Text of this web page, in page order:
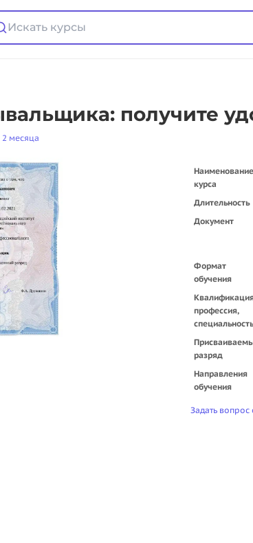
Искать курсы
получите
2 месяца
Наименование
курса
Длительность
Документ
Формат
обучения
профессия,
специальность
разряд
Направления
обучения
Задать вопрос